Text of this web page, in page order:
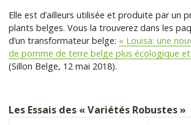
Elle est d’ailleurs utilisée et produite par un
plants belges. Vous la trouverez dans les
d’un transformateur belge: « Louisa: une
de pomme de terre belge plus écologique et
(Sillon Belge, 12 mai 2018).
Les Essais des « Variétés Robustes »